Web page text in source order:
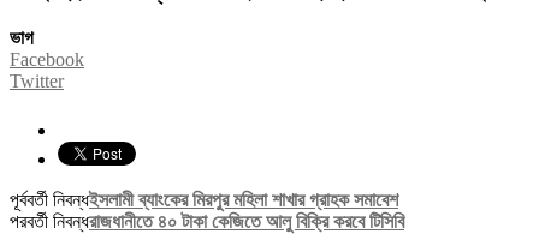
ভাগ
Facebook
Twitter
পূর্ববর্তী নিবন্ধইসলামী ব্যাংকের মিরপুর মহিলা শাখার গ্রাহক সমাবেশ
পরবর্তী নিবন্ধরাজধানীতে ৪০ টাকা কেজিতে আলু বিক্রি করবে টিসিবি